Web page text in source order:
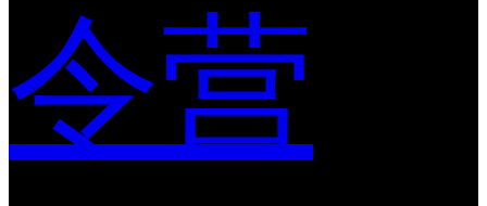
令营